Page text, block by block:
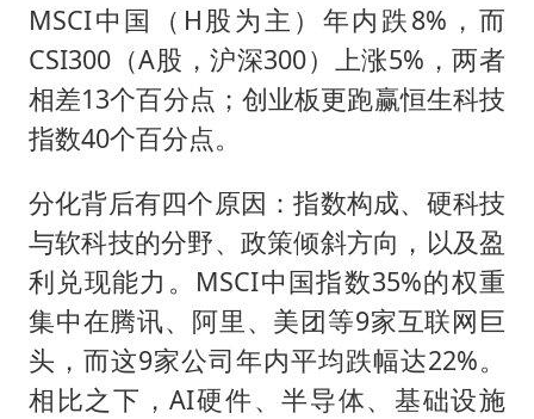
MSCI中国（H股为主）年内跌8%，而
CSI300（A股，沪深300）上涨5%，两者
相差13个百分点；创业板更跑赢恒生科技
指数40个百分点。
分化背后有四个原因：指数构成、硬科技
与软科技的分野、政策倾斜方向，以及盈
利兑现能力。MSCI中国指数35%的权重
集中在腾讯、阿里、美团等9家互联网巨
头，而这9家公司年内平均跌幅达22%。
相比之下，AI硬件、半导体、基础设施